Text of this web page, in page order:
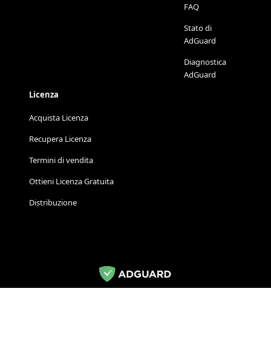
FAQ
Stato di
AdGuard
Diagnostica
AdGuard
Licenza
Acquista Licenza
Recupera Licenza
Termini di vendita
Ottieni Licenza Gratuita
Distribuzione